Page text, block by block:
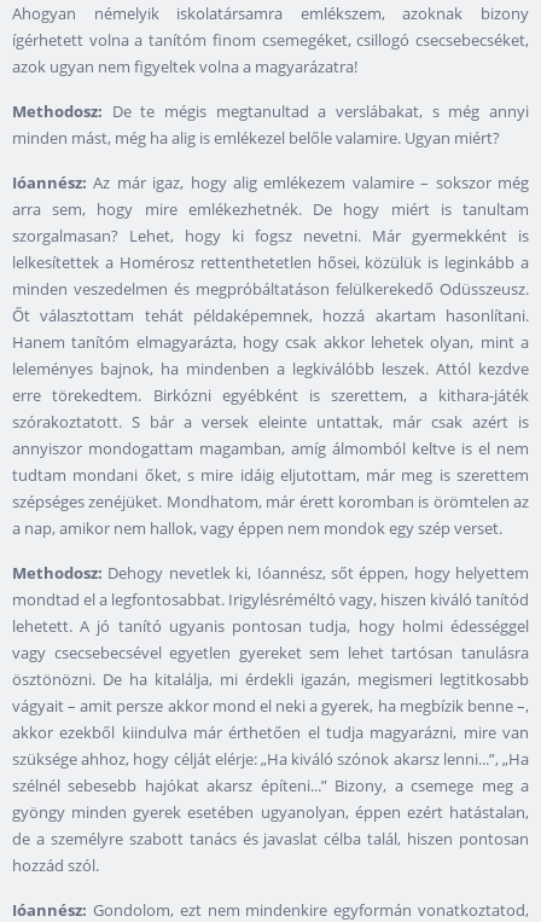
Ahogyan némelyik iskolatársamra emlékszem, azoknak bizony
ígérhetett volna a tanítóm finom csemegéket, csillogó csecsebecséket,
azok ugyan nem figyeltek volna a magyarázatra!
Methodosz: De te mégis megtanultad a verslábakat, s még annyi
minden mást, még ha alig is emlékezel belőle valamire. Ugyan miért?
Ióannész:Az már igaz, hogy alig emlékezem valamire – sokszor még
arra sem, hogy mire emlékezhetnék. De hogy miért is tanultam
szorgalmasan? Lehet, hogy ki fogsz nevetni. Már gyermekként is
lelkesítettek a Homérosz rettenthetetlen hősei, közülük is leginkább a
minden veszedelmen és megpróbáltatáson felülkerekedő Odüsszeusz.
Őt választottam tehát példaképemnek, hozzá akartam hasonlítani.
Hanem tanítóm elmagyarázta, hogy csak akkor lehetek olyan, mint a
leleményes bajnok, ha mindenben a legkiválóbb leszek. Attól kezdve
erre törekedtem. Birkózni egyébként is szerettem, a kithara-játék
szórakoztatott. S bár a versek eleinte untattak, már csak azért is
annyiszor mondogattam magamban, amíg álmomból keltve is el nem
tudtam mondani őket, s mire idáig eljutottam, már meg is szerettem
szépséges zenéjüket. Mondhatom, már érett koromban is örömtelen az
a nap, amikor nem hallok, vagy éppen nem mondok egy szép verset.
Methodosz: Dehogy nevetlek ki, Ióannész, sőt éppen, hogy helyettem
mondtad el a legfontosabbat. Irigylésréméltó vagy, hiszen kiváló tanítód
lehetett. A jó tanító ugyanis pontosan tudja, hogy holmi édességgel
vagy csecsebecsével egyetlen gyereket sem lehet tartósan tanulásra
ösztönözni. De ha kitalálja, mi érdekli igazán, megismeri legtitkosabb
vágyait – amit persze akkor mond el neki a gyerek, ha megbízik benne –,
akkor ezekből kiindulva már érthetően el tudja magyarázni, mire van
szüksége ahhoz, hogy célját elérje: „Ha kiváló szónok akarsz lenni...”, „Ha
szélnél sebesebb hajókat akarsz építeni...” Bizony, a csemege meg a
gyöngy minden gyerek esetében ugyanolyan, éppen ezért hatástalan,
de a személyre szabott tanács és javaslat célba talál, hiszen pontosan
hozzád szól.
Ióannész: Gondolom, ezt nem mindenkire egyformán vonatkoztatod,